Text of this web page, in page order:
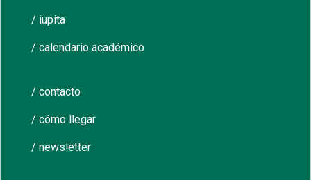
/ iupita
/ calendario académico
/ contacto
/ cómo llegar
/ newsletter